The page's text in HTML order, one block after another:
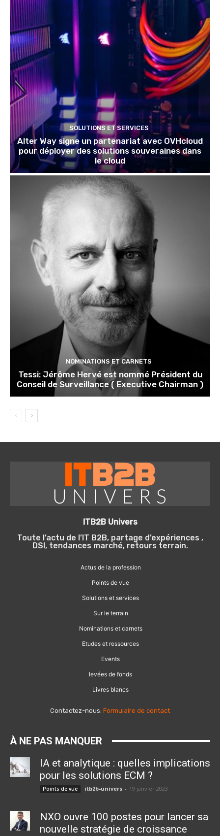
SOLUTIONS ET SERVICES
Alter Way signe un partenariat avec OVHcloud
pour déployer des solutions souveraines dans
le cloud
NOMINATIONS ET CARNETS
Tessi: Jérôme Hervé est nommé Président du
Conseil de Surveillance ( Executive Chairman )
ITB2B Univers
Toute l’actu de l’IT B2B, partage d’expériences ,
DSI, tendances marché, retours terrain.
Actus de la profession
Points de vue
Solutions et services
Sur le terrain
Nominations et carnets
Etudes et ressources
Events
levées de fonds
Livres blancs
Contactez-nous: Formulaire de contact
À NE PAS MANQUER
IA et analytique : quelles implications
pour les solutions ECM ?
Points de vue itb2b-univers - 19 janvier 2023
NXO ouvre 100 postes pour lancer sa
nouvelle stratégie de croissance